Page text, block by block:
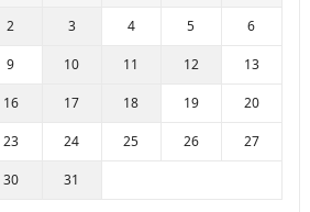
2 3 4 5 6
9 10 11 12 13
16 17 18 19 20
23 24 25 26 27
30 31